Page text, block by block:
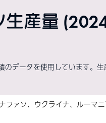
産量
データを使用しています。
ァソ、ウクライナ、ルーマ